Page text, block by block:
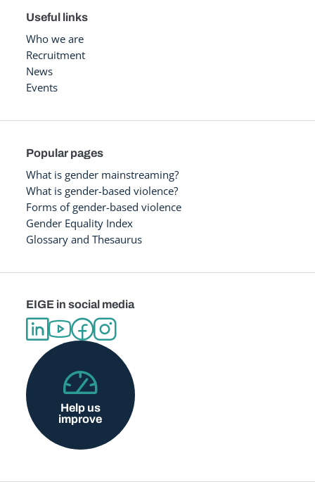
Useful links
Who we are
Recruitment
News
Events
Popular pages
What is gender mainstreaming?
What is gender-based violence?
Forms of gender-based violence
Gender Equality Index
Glossary and Thesaurus
EIGE in social media
Help us
improve